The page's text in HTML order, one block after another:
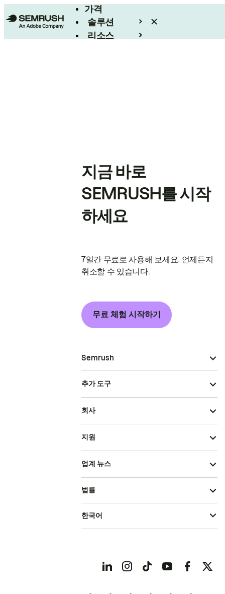
가격
솔루션
리소스
지금 바로
SEMRUSH를 시작
하세요
7일간 무료로 사용해 보세요. 언제든지
취소할 수 있습니다.
무료 체험 시작하기
Semrush
추가 도구
회사
지원
업계 뉴스
법률
한국어